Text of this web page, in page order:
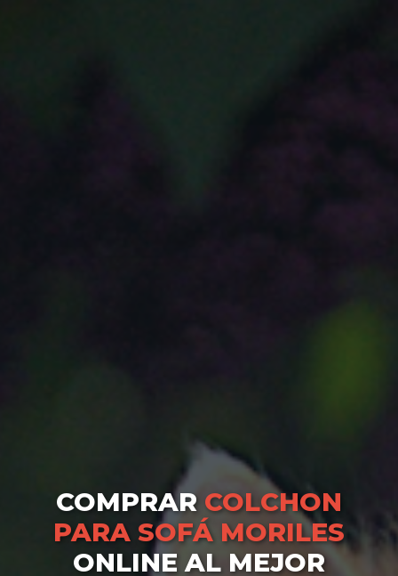
COMPRAR COLCHON
PARA SOFÁ MORILES
ONLINE AL MEJOR